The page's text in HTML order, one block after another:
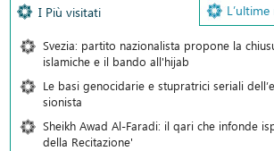
I Più visitati
Svezia: partito nazionalista propone la
islamiche e il bando all'hijab
Le basi genocidarie e stupratrici seriali
sionista
Sheikh Awad Al-Faradi: il qari che infonde
della Recitazione'